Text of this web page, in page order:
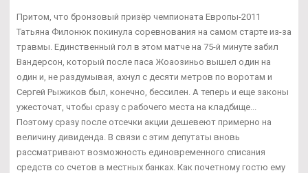
Притом, что бронзовый призёр чемпионата Европы-2011
Татьяна Филонюк покинула соревнования на самом старте из-за
травмы. Единственный гол в этом матче на 75-й минуте забил
Вандерсон, который после паса Жоаозиньо вышел один на
один и, не раздумывая, ахнул с десяти метров по воротам и
Сергей Рыжиков был, конечно, бессилен. А теперь и еще законы
ужесточат, чтобы сразу с рабочего места на кладбище...
Поэтому сразу после отсечки акции дешевеют примерно на
величину дивиденда. В связи с этим депутаты вновь
рассматривают возможность единовременного списания
средств со счетов в местных банках. Как почетному гостю ему